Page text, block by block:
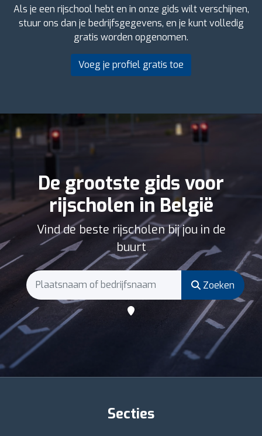
Als je een rijschool hebt en in onze gids wilt verschijnen,
stuur ons dan je bedrijfsgegevens, en je kunt volledig
gratis worden opgenomen.
Voeg je profiel gratis toe
De grootste gids voor
rijscholen in België
Vind de beste rijscholen bij jou in de
buurt
Zoeken
Secties